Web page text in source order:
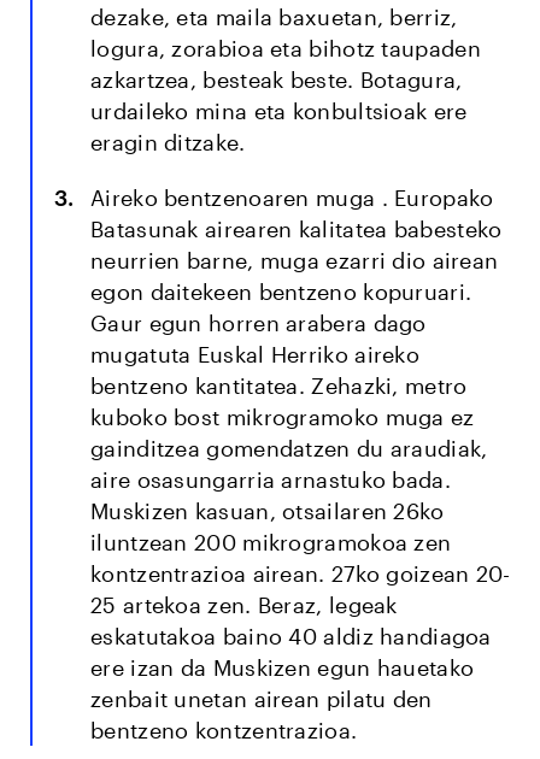
dezake, eta maila baxuetan, berriz,
logura, zorabioa eta bihotz taupaden
azkartzea, besteak beste. Botagura,
urdaileko mina eta konbultsioak ere
eragin ditzake.
Aireko bentzenoaren muga . Europako
Batasunak airearen kalitatea babesteko
neurrien barne, muga ezarri dio airean
egon daitekeen bentzeno kopuruari.
Gaur egun horren arabera dago
mugatuta Euskal Herriko aireko
bentzeno kantitatea. Zehazki, metro
kuboko bost mikrogramoko muga ez
gainditzea gomendatzen du araudiak,
aire osasungarria arnastuko bada.
Muskizen kasuan, otsailaren 26ko
iluntzean 200 mikrogramokoa zen
kontzentrazioa airean. 27ko goizean 20-
25 artekoa zen. Beraz, legeak
eskatutakoa baino 40 aldiz handiagoa
ere izan da Muskizen egun hauetako
zenbait unetan airean pilatu den
bentzeno kontzentrazioa.